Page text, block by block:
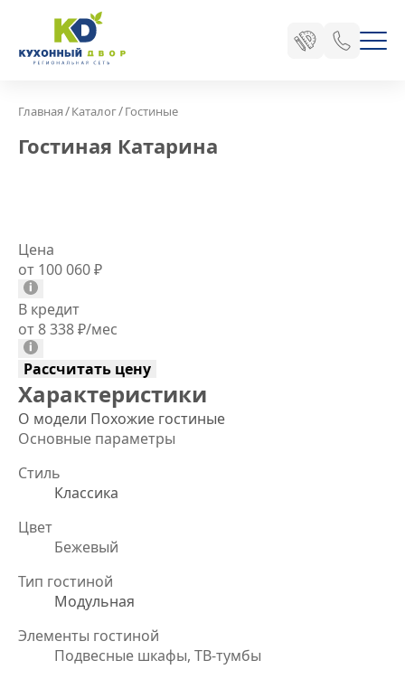
Главная/Каталог/Гостиные
Гостиная Катарина
Цена
от 100 060₽
В кредит
от 8 338₽/мес
Рассчитать цену
Характеристики
О модели Похожие гостиные
Основные параметры
Стиль
Классика
Цвет
Бежевый
Тип гостиной
Модульная
Элементы гостиной
Подвесные шкафы, ТВ-тумбы